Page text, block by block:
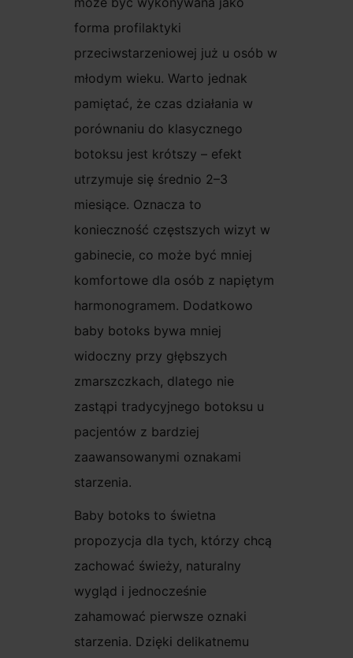
forma profilaktyki
przeciwstarzeniowej już u osób w
młodym wieku. Warto jednak
pamiętać, że czas działania w
porównaniu do klasycznego
botoksu jest krótszy – efekt
utrzymuje się średnio 2–3
miesiące. Oznacza to
konieczność częstszych wizyt w
gabinecie, co może być mniej
komfortowe dla osób z napiętym
harmonogramem. Dodatkowo
baby botoks bywa mniej
widoczny przy głębszych
zmarszczkach, dlatego nie
zastąpi tradycyjnego botoksu u
pacjentów z bardziej
zaawansowanymi oznakami
starzenia.
Baby botoks to świetna
propozycja dla tych, którzy chcą
zachować świeży, naturalny
wygląd i jednocześnie
zahamować pierwsze oznaki
starzenia. Dzięki delikatnemu